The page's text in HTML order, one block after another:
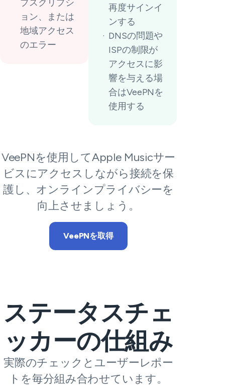
ブスクリプシ
ョン、または
地域アクセス
のエラー
再度サインイ
ンする
DNSの問題や
ISPの制限が
アクセスに影
響を与える場
合はVeePNを
使用する
VeePNを使用してApple Musicサー
ビスにアクセスしながら接続を保
護し、オンラインプライバシーを
向上させましょう。
VeePNを取得
ステータスチェ
ッカーの仕組み
実際のチェックとユーザーレポー
トを毎分組み合わせています。